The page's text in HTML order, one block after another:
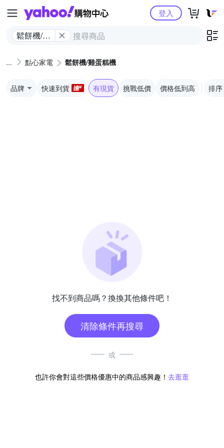
Yahoo購物中心
鬆餅機/雞
登入
點心家電 鬆餅機/雞蛋糕機
品牌 快速到貨 有現貨 挑戰低價 價格低到高 排序
找不到商品嗎？換換其他條件吧！
清除條件再搜尋
或
也許你會對這些價格優惠中的商品感興趣！ 去逛逛